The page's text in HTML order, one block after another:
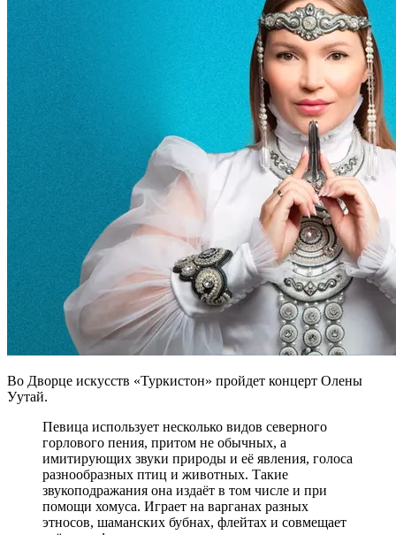
Во Дворце искусств «Туркистон» пройдет концерт Олены
Уутай.
Певица использует несколько видов северного
горлового пения, притом не обычных, а
имитирующих звуки природы и её явления, голоса
разнообразных птиц и животных. Такие
звукоподражания она издаёт в том числе и при
помощи хомуса. Играет на варганах разных
этносов, шаманских бубнах, флейтах и совмещает